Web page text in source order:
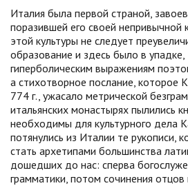
Италия была первой страной,
поразившей его своей непривычной
этой культуры не следует
образование и здесь было в
гиперболическим выражениям
а стихотворное послание, которое
774 г., ужасало метрической
итальянских монастырях пылились
необходимы для культурного дела
потянулись из Италии те рукописи,
стать архетипами большинства
дошедших до нас: сперва
грамматики, потом сочинения